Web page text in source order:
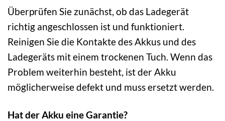
Überprüfen Sie zunächst, ob das Ladegerät
richtig angeschlossen ist und funktioniert.
Reinigen Sie die Kontakte des Akkus und des
Ladegeräts mit einem trockenen Tuch. Wenn das
Problem weiterhin besteht, ist der Akku
möglicherweise defekt und muss ersetzt werden.
Hat der Akku eine Garantie?